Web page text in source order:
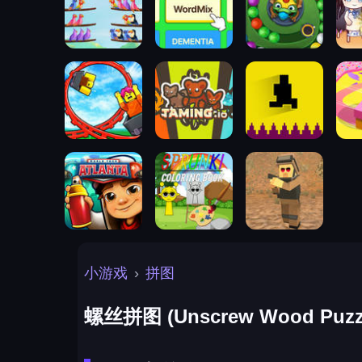
小游戏 › 拼图
螺丝拼图 (Unscrew Wood